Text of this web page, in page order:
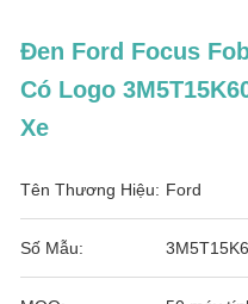
Đen Ford Focus
Có Logo
Xe
Tên Thương Hiệu: Ford
Số Mẫu: